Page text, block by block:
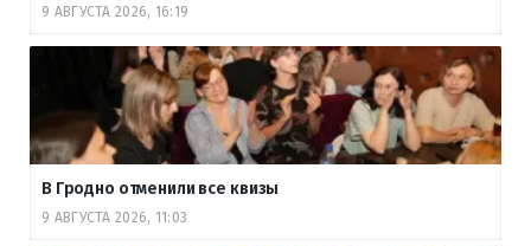
9 АВГУСТА 2026, 16:19
В Гродно отменили все квизы
9 АВГУСТА 2026, 11:03